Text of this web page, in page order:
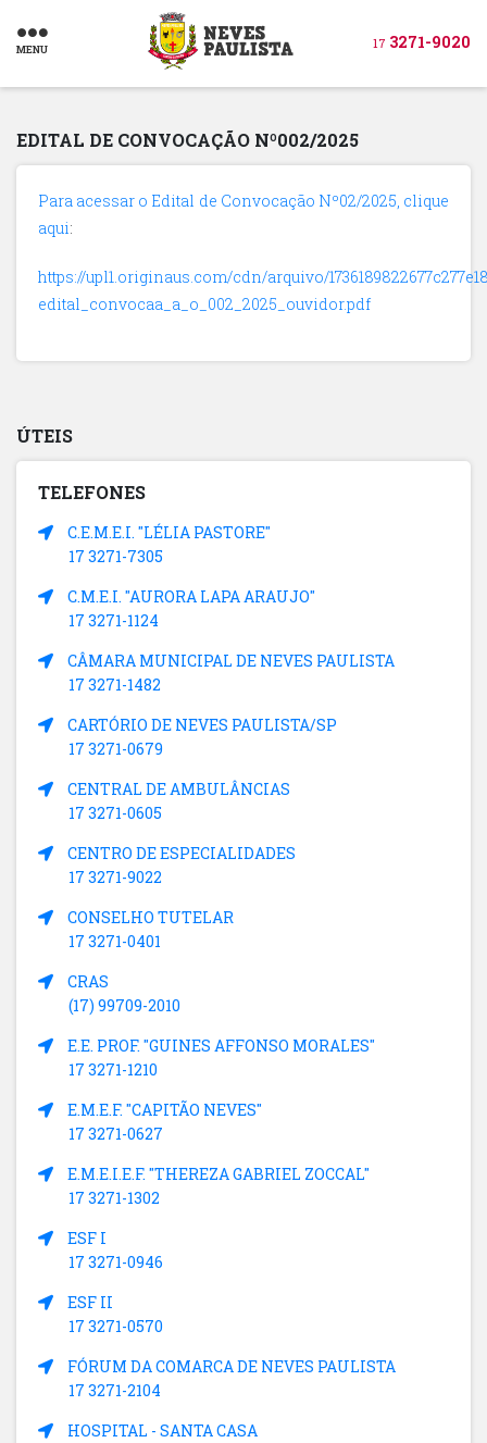
MENU 17 3271-9020
EDITAL DE CONVOCAÇÃO Nº002/2025
Para acessar o Edital de Convocação Nº02/2025, clique
aqui:
https://upl1.originaus.com/cdn/arquivo/
edital_convocaa_a_o_002_2025_ouvidor.pdf
ÚTEIS
TELEFONES
C.E.M.E.I. "LÉLIA PASTORE"
17 3271-7305
C.M.E.I. "AURORA LAPA ARAUJO"
17 3271-1124
CÂMARA MUNICIPAL DE NEVES PAULISTA
17 3271-1482
CARTÓRIO DE NEVES PAULISTA/SP
17 3271-0679
CENTRAL DE AMBULÂNCIAS
17 3271-0605
CENTRO DE ESPECIALIDADES
17 3271-9022
CONSELHO TUTELAR
17 3271-0401
CRAS
(17) 99709-2010
E.E. PROF. "GUINES AFFONSO MORALES"
17 3271-1210
E.M.E.F. "CAPITÃO NEVES"
17 3271-0627
E.M.E.I.E.F. "THEREZA GABRIEL ZOCCAL"
17 3271-1302
ESF I
17 3271-0946
ESF II
17 3271-0570
FÓRUM DA COMARCA DE NEVES PAULISTA
17 3271-2104
HOSPITAL - SANTA CASA